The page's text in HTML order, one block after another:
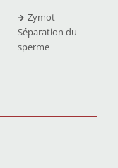
Zymot –
Séparation du
sperme